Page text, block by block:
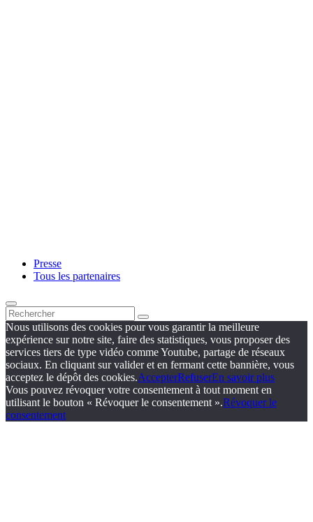
Presse
Tous les partenaires
Nous utilisons des cookies pour vous garantir la meilleure
expérience sur notre site, faire des statistiques, vous proposer des
services tiers de type vidéo comme Youtube, partage de réseaux
sociaux. En cliquant sur valider et en fermant cette bannière, vous
acceptez le dépôt des cookies.AccepterRefuserEn savoir plus
Vous pouvez révoquer votre consentement à tout moment en
utilisant le bouton « Révoquer le consentement ».Révoquer le
consentement